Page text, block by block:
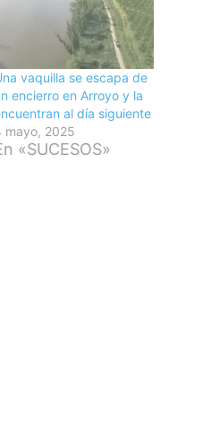
vaquilla se escapa de
encierro en Arroyo y la
al día siguiente
mayo, 2025
«SUCESOS»